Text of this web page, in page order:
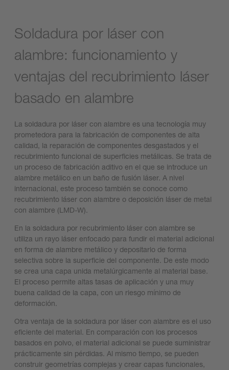
Soldadura por láser con
alambre: funcionamiento y
ventajas del recubrimiento láser
basado en alambre
La soldadura por láser con alambre es una tecnología muy
prometedora para la fabricación de componentes de alta
calidad, la reparación de componentes desgastados y el
recubrimiento funcional de superficies metálicas. Se trata de
un proceso de fabricación aditivo en el que se introduce un
alambre metálico en un baño de fusión láser. A nivel
internacional, este proceso también se conoce como
recubrimiento láser con alambre o deposición láser de metal
con alambre (LMD-W).
En la soldadura por recubrimiento láser con alambre se
utiliza un rayo láser enfocado para fundir el material adicional
en forma de alambre metálico y depositarlo de forma
selectiva sobre la superficie del componente. De este modo
se crea una capa unida metalúrgicamente al material base.
El proceso permite altas tasas de aplicación y una muy
buena calidad de la capa, con un riesgo mínimo de
deformación.
Otra ventaja de la soldadura por láser con alambre es el uso
eficiente del material. En comparación con los procesos
basados en polvo, el material adicional se puede suministrar
prácticamente sin pérdidas. Al mismo tiempo, se pueden
construir geometrías complejas y crear capas funcionales,